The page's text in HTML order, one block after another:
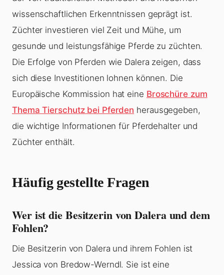
wissenschaftlichen Erkenntnissen geprägt ist.
Züchter investieren viel Zeit und Mühe, um
gesunde und leistungsfähige Pferde zu züchten.
Die Erfolge von Pferden wie Dalera zeigen, dass
sich diese Investitionen lohnen können. Die
Europäische Kommission hat eine Broschüre zum
Thema Tierschutz bei Pferden herausgegeben,
die wichtige Informationen für Pferdehalter und
Züchter enthält.
Häufig gestellte Fragen
Wer ist die Besitzerin von Dalera und dem
Fohlen?
Die Besitzerin von Dalera und ihrem Fohlen ist
Jessica von Bredow-Werndl. Sie ist eine